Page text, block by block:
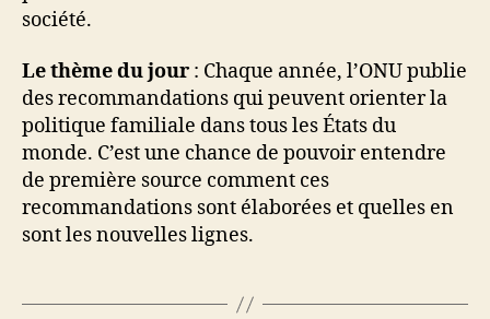
société.
Le thème du jour : Chaque année, l’ONU publie
des recommandations qui peuvent orienter la
politique familiale dans tous les États du
monde. C’est une chance de pouvoir entendre
de première source comment ces
recommandations sont élaborées et quelles en
sont les nouvelles lignes.